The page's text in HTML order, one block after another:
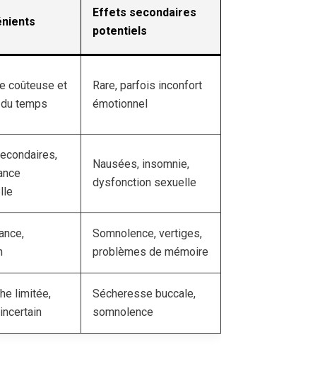
Effets secondaires
potentiels
coûteuse et
temps
Rare, parfois inconfort
émotionnel
Nausées, insomnie,
dysfonction sexuelle
Somnolence, vertiges,
problèmes de mémoire
limitée,
Sécheresse buccale,
somnolence